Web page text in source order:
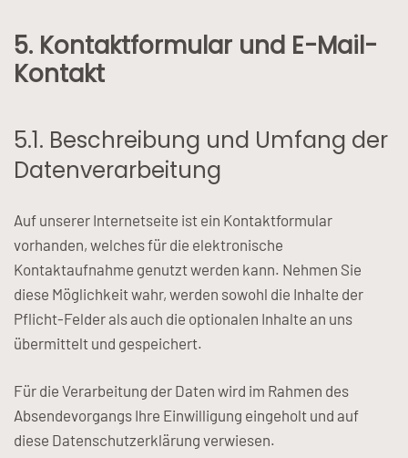
5. Kontaktformular und E-Mail-
Kontakt
5.1. Beschreibung und Umfang der
Datenverarbeitung
Auf unserer Internetseite ist ein Kontaktformular
vorhanden, welches für die elektronische
Kontaktaufnahme genutzt werden kann. Nehmen Sie
diese Möglichkeit wahr, werden sowohl die Inhalte der
Pflicht-Felder als auch die optionalen Inhalte an uns
übermittelt und gespeichert.
Für die Verarbeitung der Daten wird im Rahmen des
Absendevorgangs Ihre Einwilligung eingeholt und auf
diese Datenschutzerklärung verwiesen.